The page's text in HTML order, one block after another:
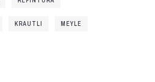
KRAUTLI MEYLE